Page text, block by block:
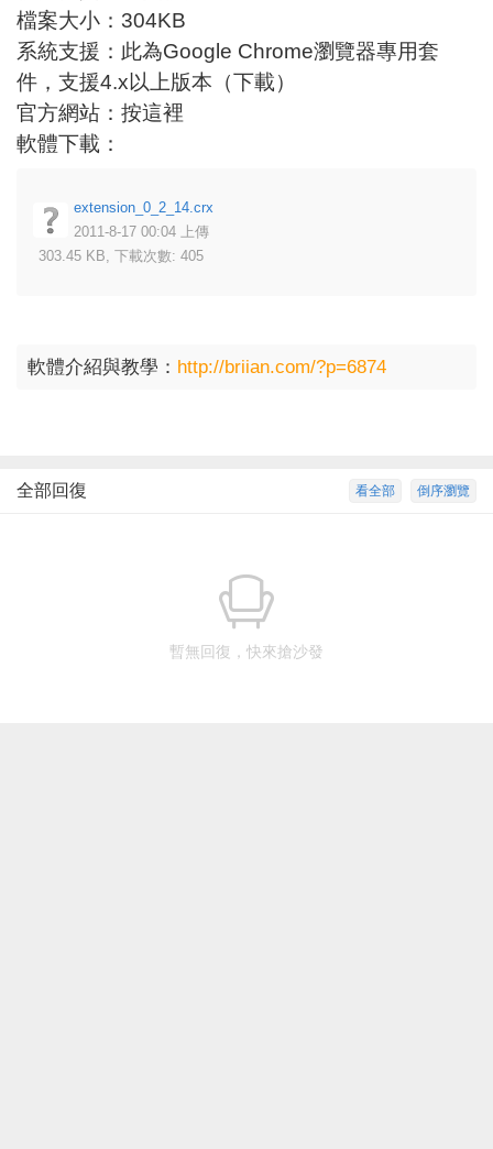
檔案大小：304KB
系統支援：此為Google Chrome瀏覽器專用套
件，支援4.x以上版本（下載）
官方網站：按這裡
軟體下載：
extension_0_2_14.crx
2011-8-17 00:04 上傳
303.45 KB, 下載次數: 405
軟體介紹與教學： http://briian.com/?p=6874
倒序瀏覽
看全部
全部回復
暫無回復，快來搶沙發